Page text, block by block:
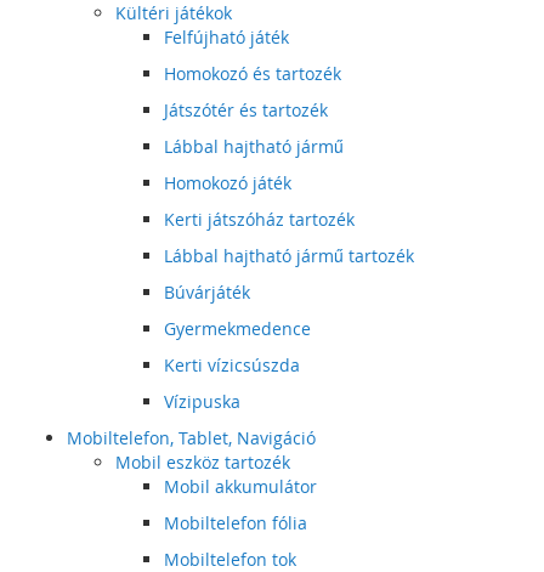
Kültéri játékok
Felfújható játék
Homokozó és tartozék
Játszótér és tartozék
Lábbal hajtható jármű
Homokozó játék
Kerti játszóház tartozék
Lábbal hajtható jármű tartozék
Búvárjáték
Gyermekmedence
Kerti vízicsúszda
Vízipuska
Mobiltelefon, Tablet, Navigáció
Mobil eszköz tartozék
Mobil akkumulátor
Mobiltelefon fólia
Mobiltelefon tok